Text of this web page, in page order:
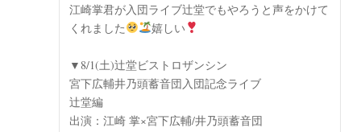
江崎掌君が入団ライブ辻堂でもやろうと声をかけて
くれました
嬉しい
▼8/1(土)辻堂ビストロザンシン
宮下広輔井乃頭蓄音団入団記念ライブ
辻堂編
出演：江崎 掌×宮下広輔/井乃頭蓄音団